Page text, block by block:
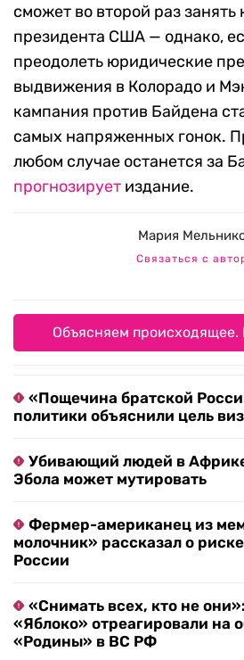
сможет во второй раз занять
президента США — однако,
преодолеть юридические
выдвижения в Колорадо и
кампания против Байдена
самых напряженных гонок.
любом случае останется за
прогнозирует издание.
Мария
Связаться с
Объясняем происходящее.
«Пощечина братской
политики объяснили цель
Убивающий людей в
Эбола может мутировать
Фермер-американец из
молочник» рассказал о
России
«Снимать всех, кто не
«Яблоко» отреагировали на
«Родины» в ВС РФ